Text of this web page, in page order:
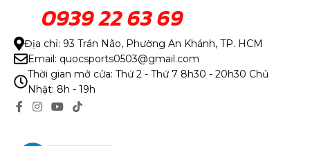
0939 22 63 69
Địa chỉ: 93 Trần Não, Phường An Khánh, TP. HCM
Email: quocsports0503@gmail.com
Thời gian mở cửa: Thứ 2 - Thứ 7 8h30 - 20h30 Chủ
Nhật: 8h - 19h